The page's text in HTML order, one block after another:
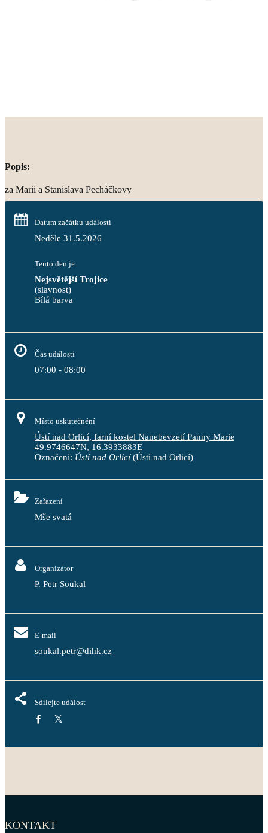
Popis:
za Marii a Stanislava Pecháčkovy
Datum začátku události
Neděle 31.5.2026
Tento den je:
Nejsvětější Trojice
(slavnost)
Bílá barva
Čas události
07:00 - 08:00
Místo uskutečnění
Ústí nad Orlicí, farní kostel Nanebevzetí Panny Marie
49.9746647N, 16.3933883E
Označení: Ústí nad Orlicí(Ústí nad Orlicí)
Zařazení
Mše svatá
Organizátor
P. Petr Soukal
E-mail
soukal.petr@dihk.cz
Sdílejte událost
KONTAKT